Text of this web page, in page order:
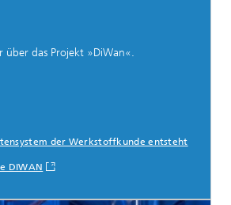
über das Projekt »DiWan«.
der Werkstoffkunde entsteht
DIWAN